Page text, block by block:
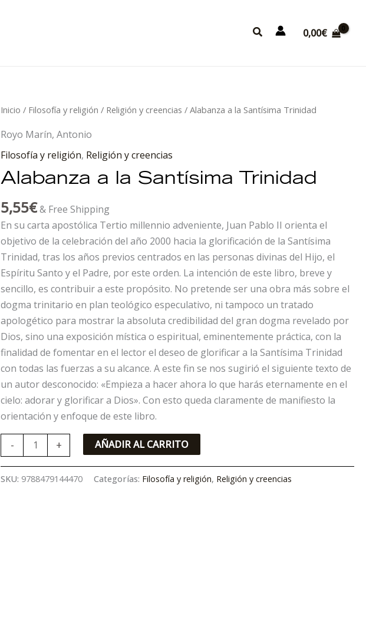
Buscar 0,00€
Inicio / Filosofía y religión / Religión y creencias / Alabanza a la Santísima Trinidad
Royo Marín, Antonio
Filosofía y religión, Religión y creencias
Alabanza a la Santísima Trinidad
5,55€& Free Shipping
En su carta apostólica Tertio millennio adveniente, Juan Pablo II orienta el
objetivo de la celebración del año 2000 hacia la glorificación de la Santísima
Trinidad, tras los años previos centrados en las personas divinas del Hijo, el
Espíritu Santo y el Padre, por este orden. La intención de este libro, breve y
sencillo, es contribuir a este propósito. No pretende ser una obra más sobre el
dogma trinitario en plan teológico especulativo, ni tampoco un tratado
apologético para mostrar la absoluta credibilidad del gran dogma revelado por
Dios, sino una exposición mística o espiritual, eminentemente práctica, con la
finalidad de fomentar en el lector el deseo de glorificar a la Santísima Trinidad
con todas las fuerzas a su alcance. A este fin se nos sugirió el siguiente texto de
un autor desconocido: «Empieza a hacer ahora lo que harás eternamente en el
cielo: adorar y glorificar a Dios». Con esto queda claramente de manifiesto la
orientación y enfoque de este libro.
-
Alabanza
la
Santísima
Trinidad
+ AÑADIR AL CARRITO
SKU: 9788479144470 Categorías: Filosofía y religión, Religión y creencias